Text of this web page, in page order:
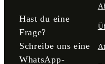
Hast du eine
Frage?
Schreibe uns eine
WhatsApp-